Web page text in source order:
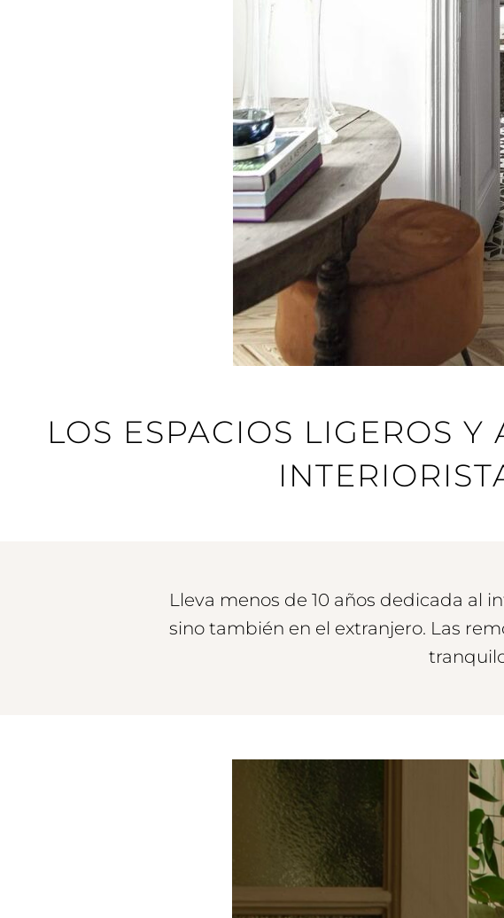
LOS ESPACIOS LIGEROS
Lleva menos de 10 años dedicada al
sino también en el extranjero. Las